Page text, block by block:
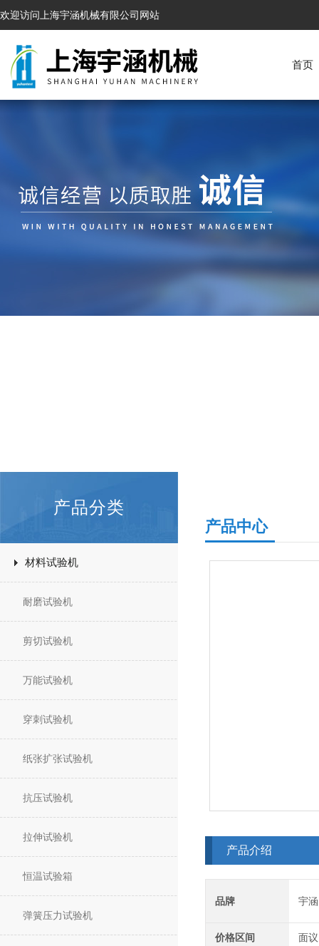
欢迎访问上海宇涵机械有限公司网站
首页
产品分类
材料试验机
耐磨试验机
剪切试验机
万能试验机
穿刺试验机
纸张扩张试验机
抗压试验机
拉伸试验机
恒温试验箱
弹簧压力试验机
产品中心
产品介绍
品牌 宇涵
价格区间 面议